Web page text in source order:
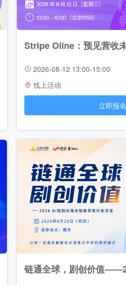
2026-08-12 13:00-15:00
线上活动
立即报名